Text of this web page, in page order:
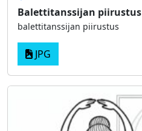
Balettitanssijan piirustus
balettitanssijan piirustus
JPG